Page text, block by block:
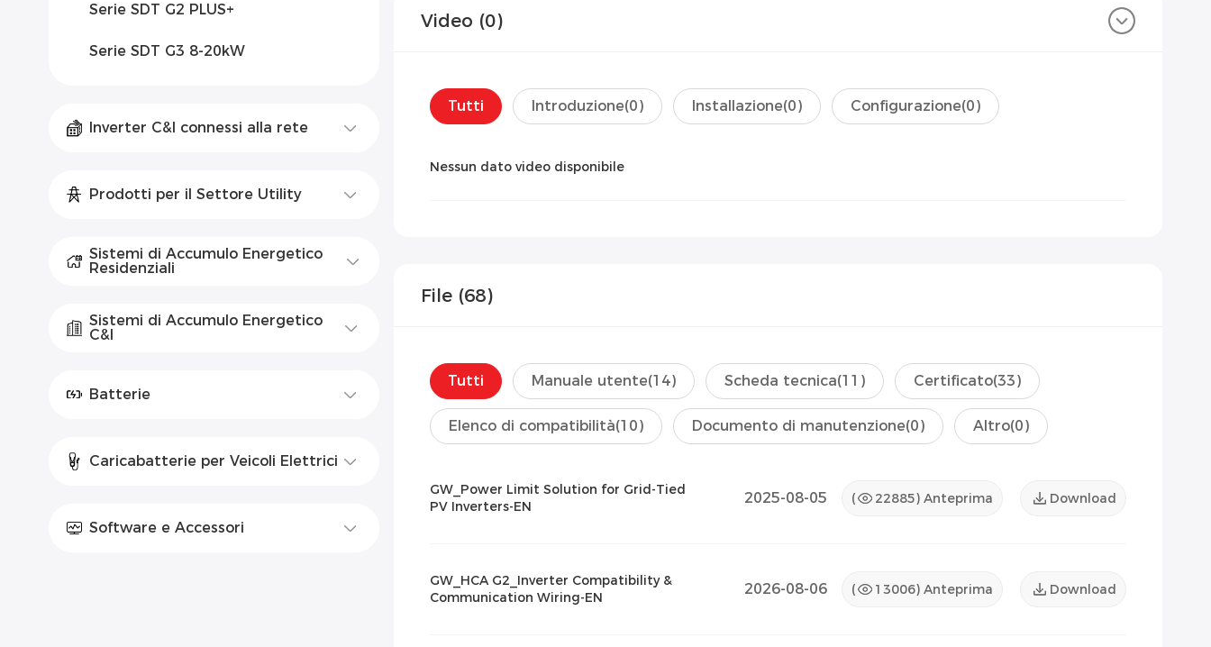
Serie SDT G2 PLUS+
Serie SDT G3 8-20kW
Inverter C&I connessi alla rete
Prodotti per il Settore Utility
Sistemi di Accumulo Energetico
Residenziali
Sistemi di Accumulo Energetico
C&I
Batterie
Caricabatterie per Veicoli Elettrici
Software e Accessori
Video (0)
Tutti Introduzione(0) Installazione(0) Configurazione(0)
Nessun dato video disponibile
File (68)
Tutti Manuale utente(14) Scheda tecnica(11) Certificato(33)
Elenco di compatibilità(10) Documento di manutenzione(0) Altro(0)
GW_Power Limit Solution for Grid-Tied
PV Inverters-EN
2025-08-05 ( 22885) Anteprima Download
GW_HCA G2_Inverter Compatibility &
Communication Wiring-EN
2026-08-06 ( 13006) Anteprima Download